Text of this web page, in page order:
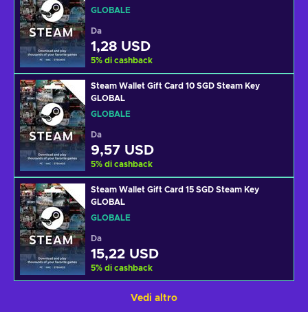
GLOBALE
Da
1,28 USD
5% di cashback
Steam Wallet Gift Card 10 SGD Steam Key
GLOBAL
GLOBALE
Da
9,57 USD
5% di cashback
Steam Wallet Gift Card 15 SGD Steam Key
GLOBAL
GLOBALE
Da
15,22 USD
5% di cashback
Vedi altro